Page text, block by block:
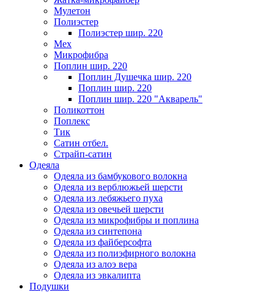
Мулетон
Полиэстер
Полиэстер шир. 220
Мех
Микрофибра
Поплин шир. 220
Поплин Душечка шир. 220
Поплин шир. 220
Поплин шир. 220 "Акварель"
Поликоттон
Поплекс
Тик
Сатин отбел.
Страйп-сатин
Одеяла
Одеяла из бамбукового волокна
Одеяла из верблюжьей шерсти
Одеяла из лебяжьего пуха
Одеяла из овечьей шерсти
Одеяла из микрофибры и поплина
Одеяла из синтепона
Одеяла из файберсофта
Одеяла из полиэфирного волокна
Одеяла из алоэ вера
Одеяла из эвкалипта
Подушки